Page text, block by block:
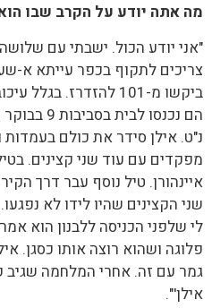
מה אתה יודע על הקרב שבו
"אני יודע הכול. ישבתי עם
ביקשו מ-101 להזדרז.
הם נכנסו
נ"ט. אילן סידר את כולם
מפקדים עם עוד שני קצינים.
איינהורן. טיל נוסף עבר דרך
שני הקצינים שהיו לידו לא
לי שלפני הכניסה ללבנון הוא
פלוגה ושהוא רוצה אותו כסגן.
גמר עם זה. אחרי המלחמה שגיב
אילן'".